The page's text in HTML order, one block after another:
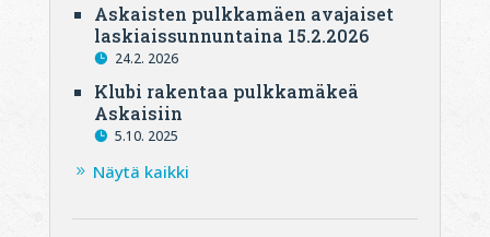
Askaisten pulkkamäen avajaiset
laskiaissunnuntaina 15.2.2026
24.2. 2026
Klubi rakentaa pulkkamäkeä
Askaisiin
5.10. 2025
Näytä kaikki